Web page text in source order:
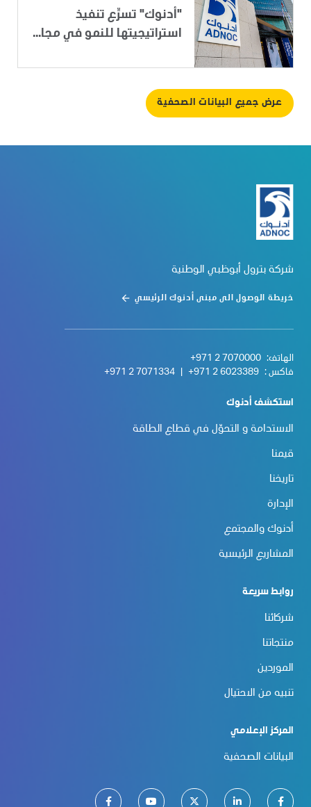
"أدنوك" تسرِّع تنفيذ
استراتيجيتها للنمو في مجا...
عرض جميع البيانات الصحفية
شركة بترول أبوظبي الوطنية
خريطة الوصول الى مبنى أدنوك الرئيسي
الهاتف: +971 2 7070000
فاكس : +971 2 6023389
+971 2 7071334
استكشف أدنوك
الاستدامة و التحوّل في قطاع الطاقة
قيمنا
تاريخنا
الإدارة
أدنوك والمجتمع
المشاريع الرئيسية
روابط سريعة
شركائنا
منتجاتنا
الموردين
تنبيه من الاحتيال
المركز الإعلامي
البيانات الصحفية